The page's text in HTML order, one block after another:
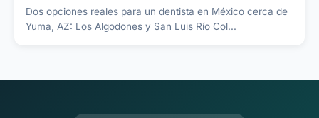
Dos opciones reales para un dentista en México cerca de
Yuma, AZ: Los Algodones y San Luis Río Col...